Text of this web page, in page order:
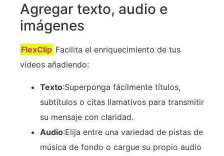
Agregar texto, audio e
imágenes
FlexClip Facilita el enriquecimiento de tus
vídeos añadiendo:
Texto:Superponga fácilmente títulos,
subtítulos o citas llamativos para transmitir
su mensaje con claridad.
Audio:Elija entre una variedad de pistas de
música de fondo o cargue su propio audio